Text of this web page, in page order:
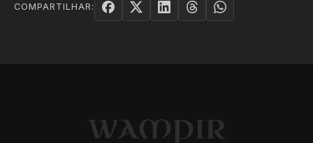
COMPARTILHAR: